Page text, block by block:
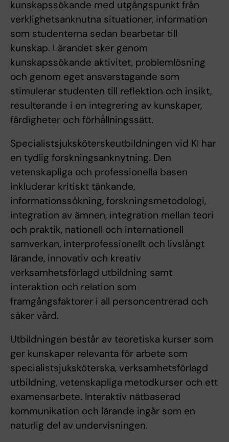
kunskapssökande med utgångspunkt från
verklighetsanknutna situationer, information
som studenterna sedan bearbetar till
kunskap. Lärandet sker genom
kunskapssökande aktivitet, problemlösning
och genom eget ansvarstagande som
stimulerar studenten till reflektion och insikt,
resulterande i en integrering av kunskaper,
färdigheter och förhållningssätt.
Specialistsjuksköterskeutbildningen vid KI har
en tydlig forskningsanknytning. Den
vetenskapliga och professionella basen
inkluderar kritiskt tänkande,
informationssökning, forskningsmetodologi,
integration av ämnen, integration mellan teori
och praktik, nationell och internationell
samverkan, interprofessionellt och livslångt
lärande, innovativ och kreativ
verksamhetsförlagd utbildning samt
interaktion och relation som
framgångsfaktorer i all personcentrerad och
säker vård.
Utbildningen består av teoretiska kurser som
ger kunskaper relevanta för arbete som
specialistsjuksköterska, verksamhetsförlagd
utbildning, vetenskapliga metodkurser och ett
examensarbete. Interaktiv nätbaserad
kommunikation och lärande ingår som en
naturlig del av undervisningen.